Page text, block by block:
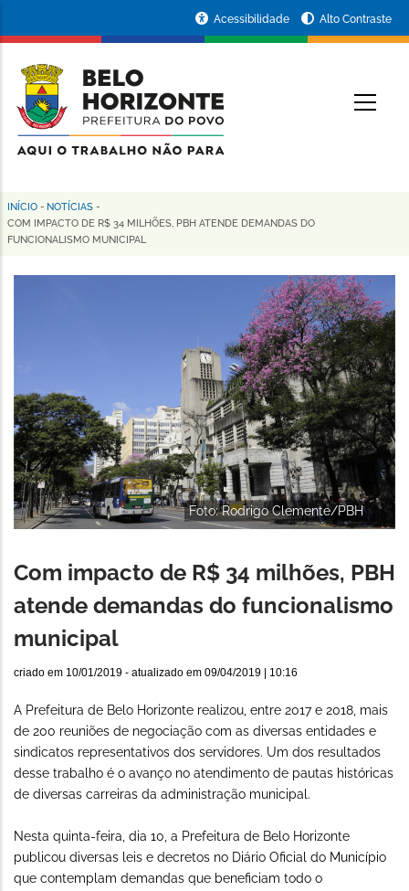
conteúdo
principal
da
Prefeitura
de
Horizonte
Acessibilidade Alto Contraste
Trilha
de
navegação
INÍCIO - NOTÍCIAS -
COM IMPACTO DE R$ 34 MILHÕES, PBH ATENDE DEMANDAS DO
FUNCIONALISMO MUNICIPAL
Foto: Rodrigo Clemente/PBH
Com impacto de R$ 34 milhões, PBH
atende demandas do funcionalismo
municipal
criado em 10/01/2019 - atualizado em 09/04/2019 | 10:16
A Prefeitura de Belo Horizonte realizou, entre 2017 e 2018, mais
de 200 reuniões de negociação com as diversas entidades e
sindicatos representativos dos servidores. Um dos resultados
desse trabalho é o avanço no atendimento de pautas históricas
de diversas carreiras da administração municipal.
Nesta quinta-feira, dia 10, a Prefeitura de Belo Horizonte
publicou diversas leis e decretos no Diário Oficial do Município
que contemplam demandas que beneficiam todo o